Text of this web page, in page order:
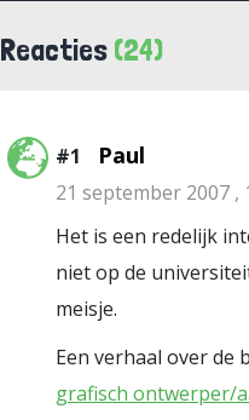
Reacties (24)
#1 Paul
21 september 2007 ,
Het is een redelijk
niet op de
meisje.
Een verhaal over de
grafisch ontwerper/